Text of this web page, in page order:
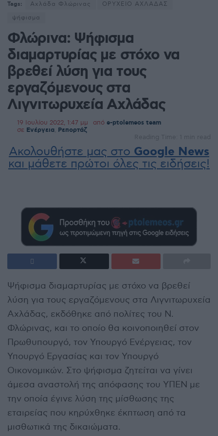
Tags: Αχλάδα Φλώρινας
ΟΡΥΧΕΙΟ ΑΧΛΑΔΑΣ
ψήφισμα
Φλώρινα: Ψήφισμα
διαμαρτυρίας με στόχο να
βρεθεί λύση για τους
εργαζόμενους στα
Λιγνιτωρυχεία Αχλάδας
19 Ιουλίου 2022, 1:47 μμ από e-ptolemeos team
σε Ενέργεια Ρεπορτάζ
Reading Time: 1 min read
Ακολουθήστε μας στο Google News
και μάθετε πρώτοι όλες τις ειδήσεις!
Ψήφισμα διαμαρτυρίας με στόχο να βρεθεί
λύση για τους εργαζόμενους στα Λιγνιτωρυχεία
Αχλάδας, εκδόθηκε από πολίτες του Ν.
Φλώρινας, και το οποίο θα κοινοποιηθεί στον
Πρωθυπουργό, τον Υπουργό Ενέργειας, τον
Υπουργό Εργασίας και τον Υπουργό
Οικονομικών. Στο ψήφισμα ζητείται να γίνει
άμεσα αναστολή της απόφασης του ΥΠΕΝ με
την οποία έγινε λύση της μίσθωσης της
εταιρείας που κηρύχθηκε έκπτωση από τα
μισθωτικά της δικαιώματα.